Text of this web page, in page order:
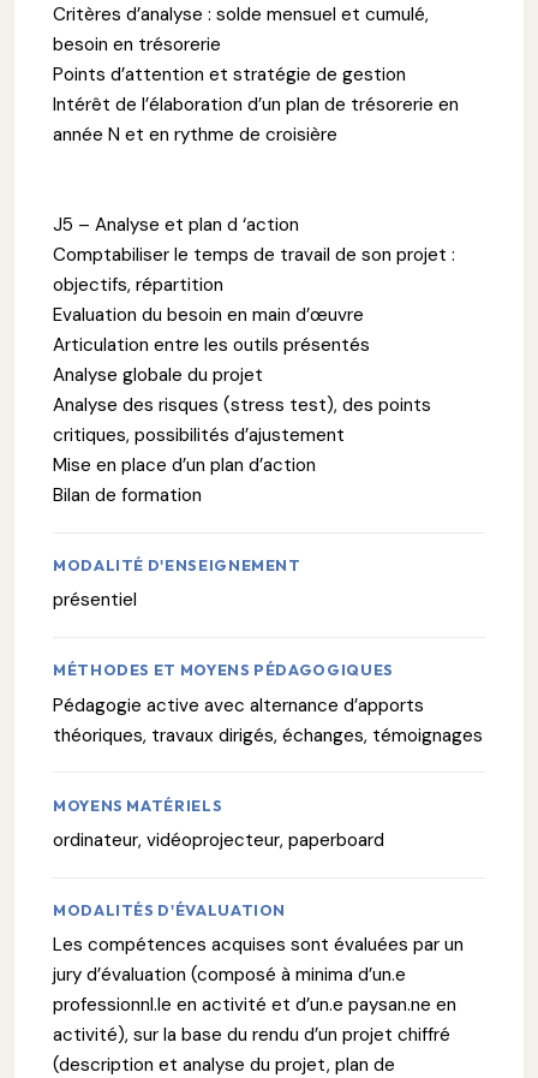
Critères d’analyse : solde mensuel et cumulé,
besoin en trésorerie
Points d’attention et stratégie de gestion
Intérêt de l’élaboration d’un plan de trésorerie en
année N et en rythme de croisière
J5 – Analyse et plan d ‘action
Comptabiliser le temps de travail de son projet :
objectifs, répartition
Evaluation du besoin en main d’œuvre
Articulation entre les outils présentés
Analyse globale du projet
Analyse des risques (stress test), des points
critiques, possibilités d’ajustement
Mise en place d’un plan d’action
Bilan de formation
MODALITÉ D'ENSEIGNEMENT
présentiel
MÉTHODES ET MOYENS PÉDAGOGIQUES
Pédagogie active avec alternance d’apports
théoriques, travaux dirigés, échanges, témoignages
MOYENS MATÉRIELS
ordinateur, vidéoprojecteur, paperboard
MODALITÉS D'ÉVALUATION
Les compétences acquises sont évaluées par un
jury d’évaluation (composé à minima d’un.e
professionnl.le en activité et d’un.e paysan.ne en
activité), sur la base du rendu d’un projet chiffré
(description et analyse du projet, plan de